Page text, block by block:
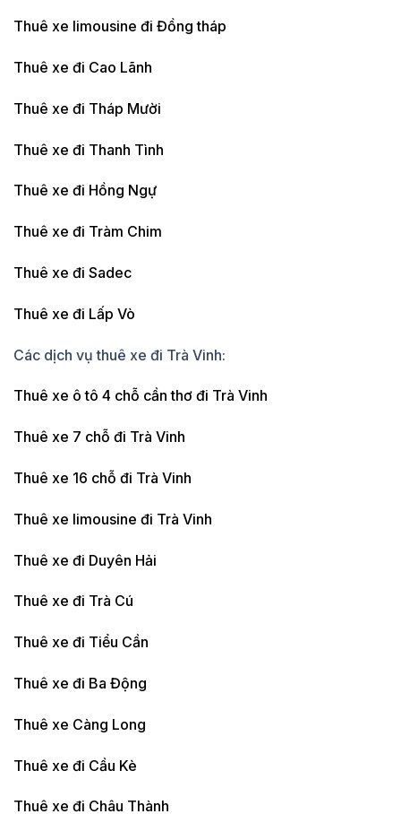
Thuê xe limousine đi Đồng tháp
Thuê xe đi Cao Lãnh
Thuê xe đi Tháp Mười
Thuê xe đi Thanh Tình
Thuê xe đi Hồng Ngự
Thuê xe đi Tràm Chim
Thuê xe đi Sadec
Thuê xe đi Lấp Vò
Các dịch vụ thuê xe đi Trà Vinh:
Thuê xe ô tô 4 chỗ cần thơ đi Trà Vinh
Thuê xe 7 chỗ đi Trà Vinh
Thuê xe 16 chỗ đi Trà Vinh
Thuê xe limousine đi Trà Vinh
Thuê xe đi Duyên Hải
Thuê xe đi Trà Cú
Thuê xe đi Tiểu Cần
Thuê xe đi Ba Động
Thuê xe Càng Long
Thuê xe đi Cầu Kè
Thuê xe đi Châu Thành